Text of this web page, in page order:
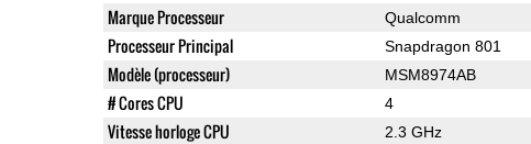
Marque Processeur Qualcomm
Processeur Principal Snapdragon 801
Modèle (processeur) MSM8974AB
# Cores CPU 4
Vitesse horloge CPU 2.3 GHz